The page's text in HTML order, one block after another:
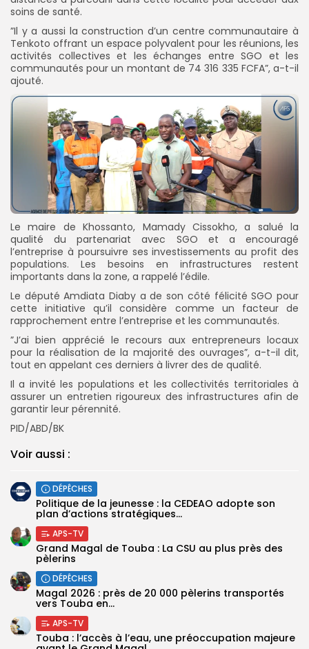
soins de santé.
”Il y a aussi la construction d’un centre communautaire à
Tenkoto offrant un espace polyvalent pour les réunions, les
activités collectives et les échanges entre SGO et les
communautés pour un montant de 74 316 335 FCFA”, a-t-il
ajouté.
Le maire de Khossanto, Mamady Cissokho, a salué la
qualité du partenariat avec SGO et a encouragé
l’entreprise à poursuivre ses investissements au profit des
populations. Les besoins en infrastructures restent
importants dans la zone, a rappelé l’édile.
Le député Amdiata Diaby a de son côté félicité SGO pour
cette initiative qu’il considère comme un facteur de
rapprochement entre l’entreprise et les communautés.
”J’ai bien apprécié le recours aux entrepreneurs locaux
pour la réalisation de la majorité des ouvrages”, a-t-il dit,
tout en appelant ces derniers à livrer des de qualité.
Il a invité les populations et les collectivités territoriales à
assurer un entretien rigoureux des infrastructures afin de
garantir leur pérennité.
PID/ABD/BK
Voir aussi :
DÉPÊCHES
Politique de la jeunesse : la CEDEAO adopte son
plan d’actions stratégiques...
APS-TV
Grand Magal de Touba : La CSU au plus près des
pèlerins
DÉPÊCHES
Magal 2026 : près de 20 000 pèlerins transportés
vers Touba en...
APS-TV
Touba : l’accès à l’eau, une préoccupation majeure